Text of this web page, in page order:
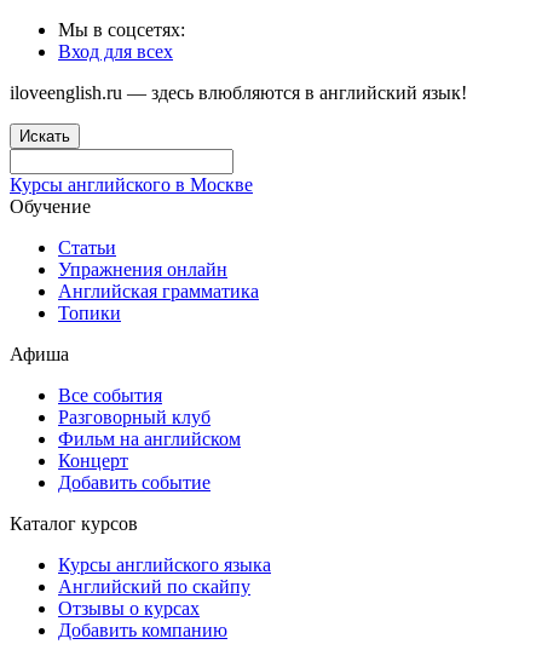
Мы в соцсетях:
Вход для всех
iloveenglish.ru — здесь влюбляются в английский язык!
Искать
Курсы английского в Москве
Обучение
Статьи
Упражнения онлайн
Английская грамматика
Топики
Афиша
Все события
Разговорный клуб
Фильм на английском
Концерт
Добавить событие
Каталог курсов
Курсы английского языка
Английский по скайпу
Отзывы о курсах
Добавить компанию